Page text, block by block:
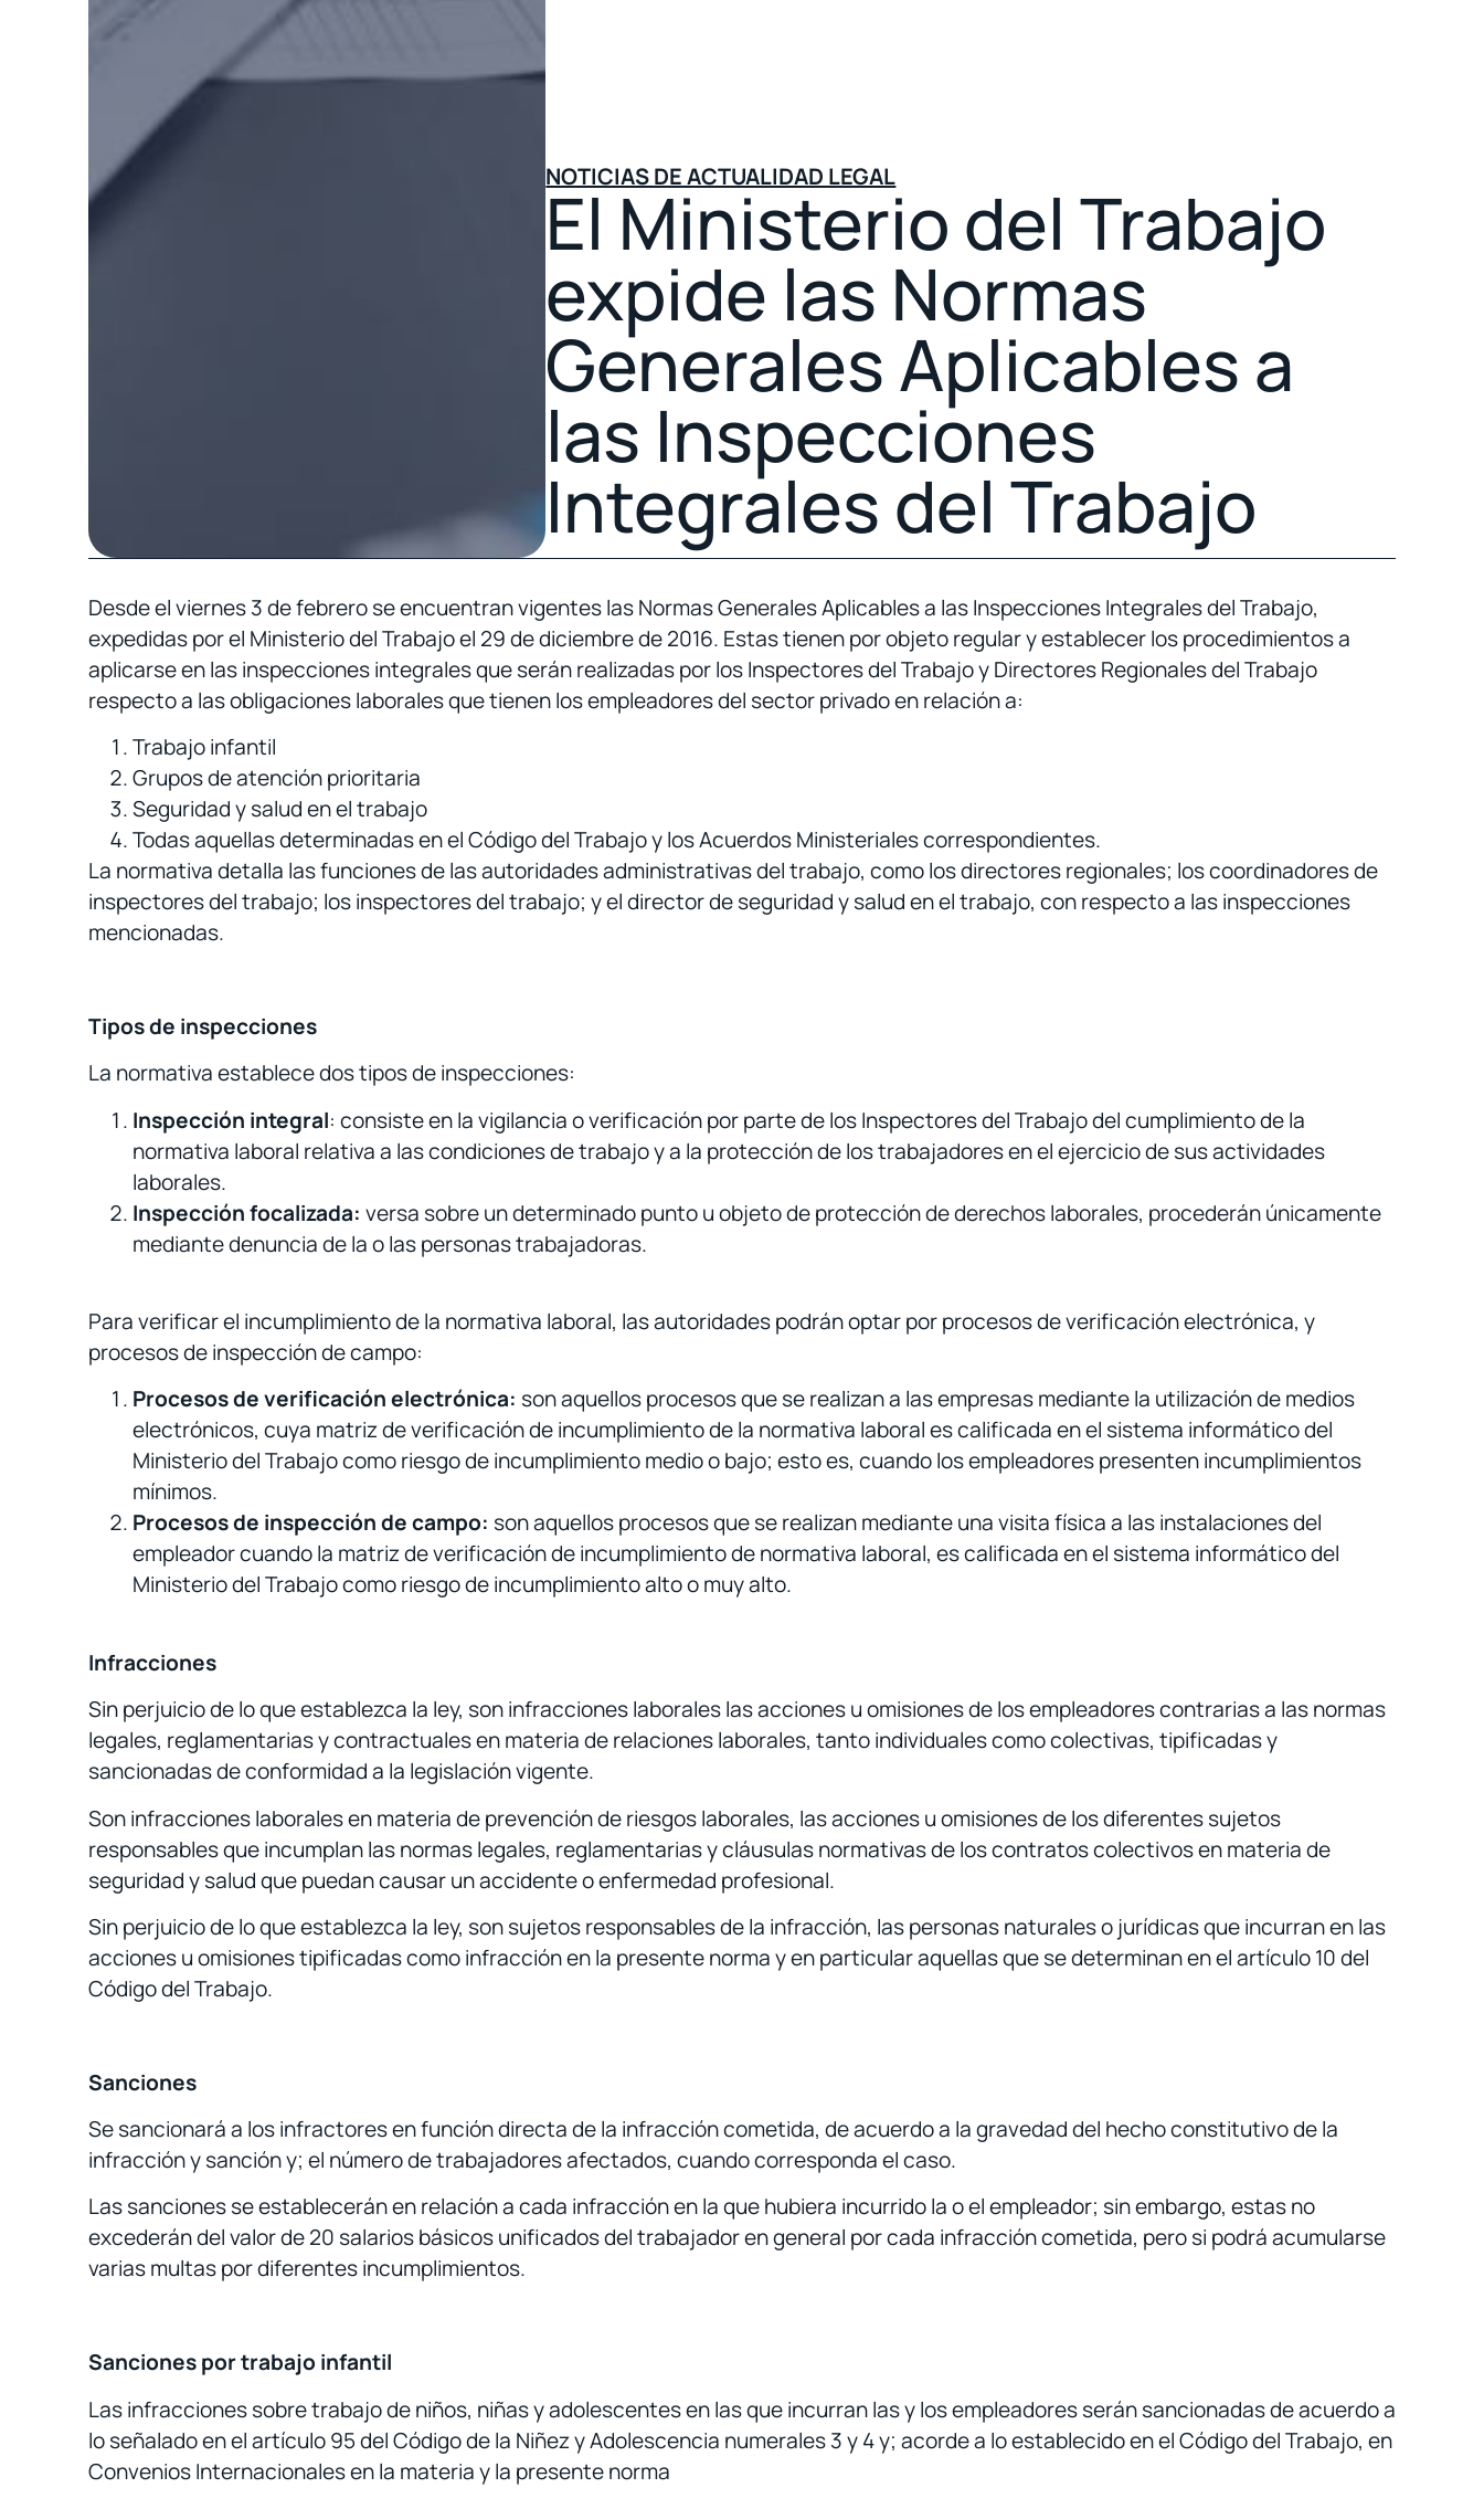
NOTICIAS DE ACTUALIDAD LEGAL
El Ministerio del Trabajo
expide las Normas
Generales Aplicables a
las Inspecciones
Integrales del Trabajo
Desde el viernes 3 de febrero se encuentran vigentes las Normas Generales Aplicables a las Inspecciones Integrales del Trabajo,
expedidas por el Ministerio del Trabajo el 29 de diciembre de 2016. Estas tienen por objeto regular y establecer los procedimientos a
aplicarse en las inspecciones integrales que serán realizadas por los Inspectores del Trabajo y Directores Regionales del Trabajo
respecto a las obligaciones laborales que tienen los empleadores del sector privado en relación a:
Trabajo infantil
Grupos de atención prioritaria
Seguridad y salud en el trabajo
Todas aquellas determinadas en el Código del Trabajo y los Acuerdos Ministeriales correspondientes.
La normativa detalla las funciones de las autoridades administrativas del trabajo, como los directores regionales; los coordinadores de
inspectores del trabajo; los inspectores del trabajo; y el director de seguridad y salud en el trabajo, con respecto a las inspecciones
mencionadas.
Tipos de inspecciones
La normativa establece dos tipos de inspecciones:
Inspección integral: consiste en la vigilancia o verificación por parte de los Inspectores del Trabajo del cumplimiento de la
normativa laboral relativa a las condiciones de trabajo y a la protección de los trabajadores en el ejercicio de sus actividades
laborales.
Inspección focalizada: versa sobre un determinado punto u objeto de protección de derechos laborales, procederán únicamente
mediante denuncia de la o las personas trabajadoras.
Para verificar el incumplimiento de la normativa laboral, las autoridades podrán optar por procesos de verificación electrónica, y
procesos de inspección de campo:
Procesos de verificación electrónica: son aquellos procesos que se realizan a las empresas mediante la utilización de medios
electrónicos, cuya matriz de verificación de incumplimiento de la normativa laboral es calificada en el sistema informático del
Ministerio del Trabajo como riesgo de incumplimiento medio o bajo; esto es, cuando los empleadores presenten incumplimientos
mínimos.
Procesos de inspección de campo: son aquellos procesos que se realizan mediante una visita física a las instalaciones del
empleador cuando la matriz de verificación de incumplimiento de normativa laboral, es calificada en el sistema informático del
Ministerio del Trabajo como riesgo de incumplimiento alto o muy alto.
Infracciones
Sin perjuicio de lo que establezca la ley, son infracciones laborales las acciones u omisiones de los empleadores contrarias a las normas
legales, reglamentarias y contractuales en materia de relaciones laborales, tanto individuales como colectivas, tipificadas y
sancionadas de conformidad a la legislación vigente.
Son infracciones laborales en materia de prevención de riesgos laborales, las acciones u omisiones de los diferentes sujetos
responsables que incumplan las normas legales, reglamentarias y cláusulas normativas de los contratos colectivos en materia de
seguridad y salud que puedan causar un accidente o enfermedad profesional.
Sin perjuicio de lo que establezca la ley, son sujetos responsables de la infracción, las personas naturales o jurídicas que incurran en las
acciones u omisiones tipificadas como infracción en la presente norma y en particular aquellas que se determinan en el artículo 10 del
Código del Trabajo.
Sanciones
Se sancionará a los infractores en función directa de la infracción cometida, de acuerdo a la gravedad del hecho constitutivo de la
infracción y sanción y; el número de trabajadores afectados, cuando corresponda el caso.
Las sanciones se establecerán en relación a cada infracción en la que hubiera incurrido la o el empleador; sin embargo, estas no
excederán del valor de 20 salarios básicos unificados del trabajador en general por cada infracción cometida, pero si podrá acumularse
varias multas por diferentes incumplimientos.
Sanciones por trabajo infantil
Las infracciones sobre trabajo de niños, niñas y adolescentes en las que incurran las y los empleadores serán sancionadas de acuerdo a
lo señalado en el artículo 95 del Código de la Niñez y Adolescencia numerales 3 y 4 y; acorde a lo establecido en el Código del Trabajo, en
Convenios Internacionales en la materia y la presente norma